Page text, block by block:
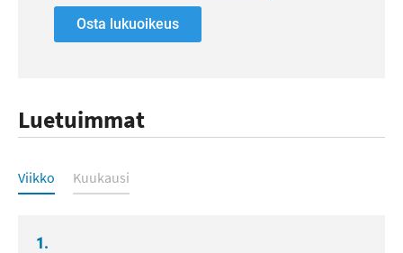
Osta lukuoikeus
Luetuimmat
Luetuimmat
Viikko Kuukausi
1.